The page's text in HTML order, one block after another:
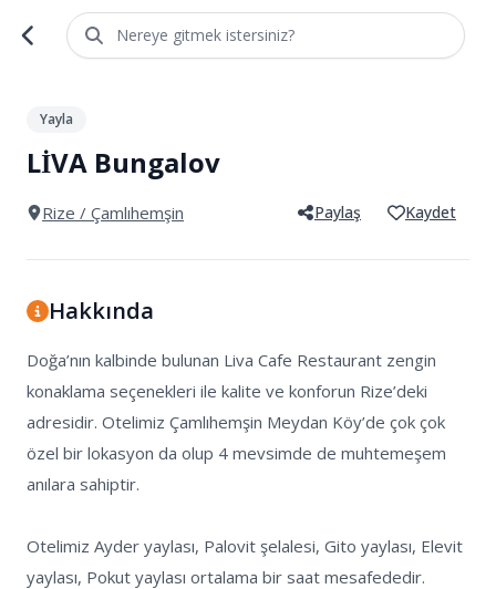
Nereye gitmek istersiniz?
/4
Yayla
LİVA Bungalov
Rize / Çamlıhemşin Paylaş Kaydet
Hakkında
Doğa’nın kalbinde bulunan Liva Cafe Restaurant zengin
konaklama seçenekleri ile kalite ve konforun Rize’deki
adresidir. Otelimiz Çamlıhemşin Meydan Köy’de çok çok
özel bir lokasyon da olup 4 mevsimde de muhtemeşem
anılara sahiptir.
Otelimiz Ayder yaylası, Palovit şelalesi, Gito yaylası, Elevit
yaylası, Pokut yaylası ortalama bir saat mesafededir.